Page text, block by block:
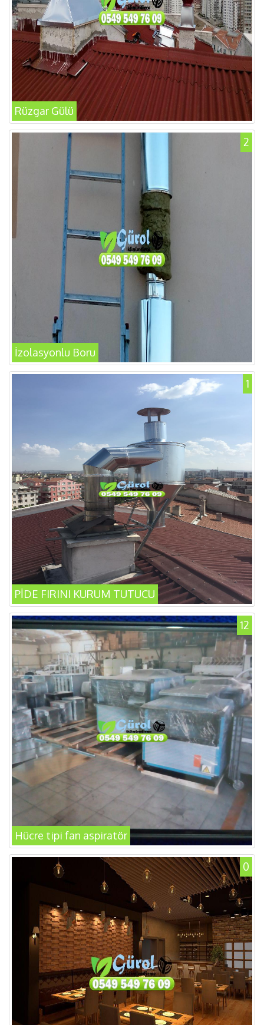
Rüzgar Gülü
2
İzolasyonlu Boru
1
PİDE FIRINI KURUM TUTUCU
12
Hücre tipi fan aspiratör
0